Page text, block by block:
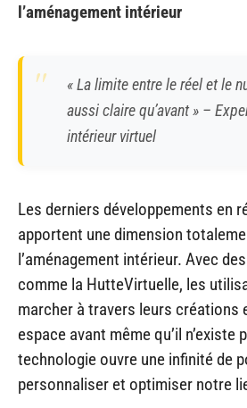
l’aménagement intérieur
« La limite entre le réel et le
aussi claire qu’avant » –
intérieur virtuel
Les derniers développements en
apportent une dimension
l’aménagement intérieur. Avec
comme la HutteVirtuelle, les
marcher à travers leurs créations
espace avant même qu’il
technologie ouvre une infinité de
personnaliser et optimiser notre